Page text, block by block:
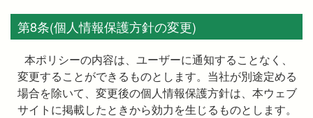
第8条(個人情報保護方針の変更)
本ポリシーの内容は、ユーザーに通知することなく、
変更することができるものとします。当社が別途定める
場合を除いて、変更後の個人情報保護方針は、本ウェブ
サイトに掲載したときから効力を生じるものとします。